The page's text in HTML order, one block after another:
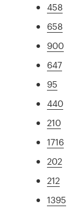
458
658
900
647
95
440
210
1716
202
212
1395